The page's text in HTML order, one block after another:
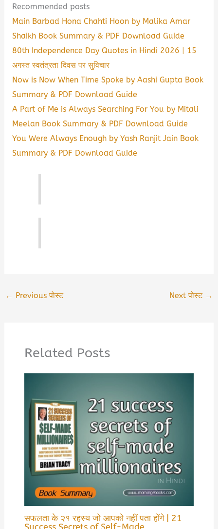
Recommended posts
Main Barbad Hona Chahti Hoon by Malika Amar
Shaikh Book Summary & PDF Download Guide
80th Independence Day Quotes in Hindi 2026 | 15
अगस्त स्वतंत्रता दिवस पर सुविचार
Now is Now When Time Spoke by Aashi Gupta Book
Summary & PDF Download Guide
A Part of Me is Always Searching For You by Mitali
Meelan Book Summary & PDF Download Guide
You Were Always Enough by Yash Ranjit Jain Book
Summary & PDF Download Guide
← Previous पोस्ट Next पोस्ट →
Related Posts
सफलता के २१ रहस्य जो आपको नहीं पता होंगे | 21